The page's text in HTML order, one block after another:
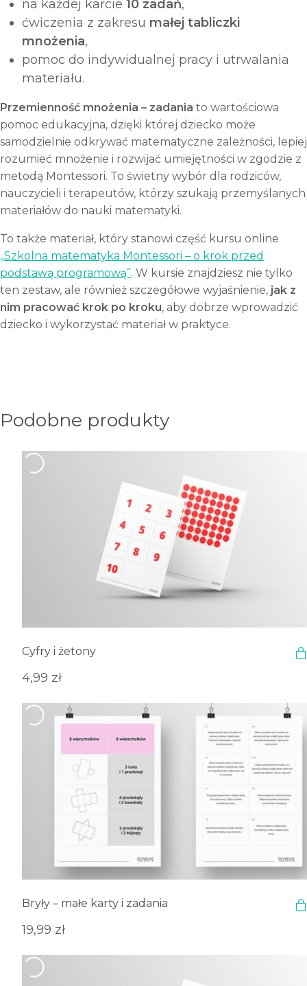
na każdej karcie 10 zadań,
ćwiczenia z zakresu małej tabliczki
mnożenia,
pomoc do indywidualnej pracy i utrwalania
materiału.
Przemienność mnożenia – zadania to wartościowa
pomoc edukacyjna, dzięki której dziecko może
samodzielnie odkrywać matematyczne zależności, lepiej
rozumieć mnożenie i rozwijać umiejętności w zgodzie z
metodą Montessori. To świetny wybór dla rodziców,
nauczycieli i terapeutów, którzy szukają przemyślanych
materiałów do nauki matematyki.
To także materiał, który stanowi część kursu online
„Szkolna matematyka Montessori – o krok przed
podstawą programową”. W kursie znajdziesz nie tylko
ten zestaw, ale również szczegółowe wyjaśnienie, jak z
nim pracować krok po kroku, aby dobrze wprowadzić
dziecko i wykorzystać materiał w praktyce.
Podobne produkty
Cyfry i żetony
4,99 zł
Bryły – małe karty i zadania
19,99 zł